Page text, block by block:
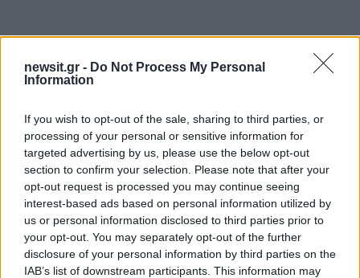
newsit.gr - Do Not Process My Personal
Information
If you wish to opt-out of the sale, sharing to third parties, or
processing of your personal or sensitive information for
targeted advertising by us, please use the below opt-out
section to confirm your selection. Please note that after your
opt-out request is processed you may continue seeing
interest-based ads based on personal information utilized by
us or personal information disclosed to third parties prior to
your opt-out. You may separately opt-out of the further
disclosure of your personal information by third parties on the
IAB’s list of downstream participants. This information may
Αν τα χάσατε